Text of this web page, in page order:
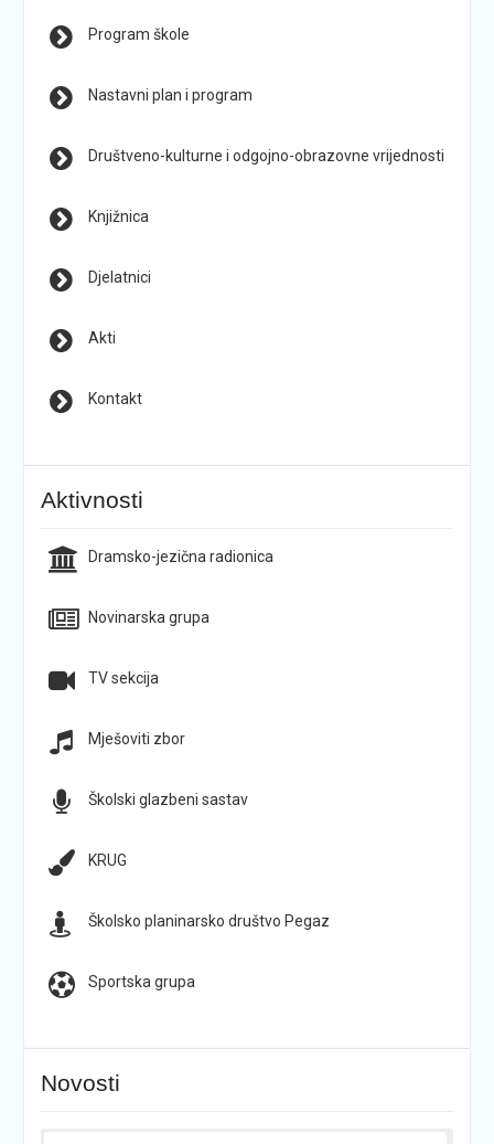
Program škole
Nastavni plan i program
Društveno-kulturne i odgojno-obrazovne vrijednosti
Knjižnica
Djelatnici
Akti
Kontakt
Aktivnosti
Dramsko-jezična radionica
Novinarska grupa
TV sekcija
Mješoviti zbor
Školski glazbeni sastav
KRUG
Školsko planinarsko društvo Pegaz
Sportska grupa
Novosti